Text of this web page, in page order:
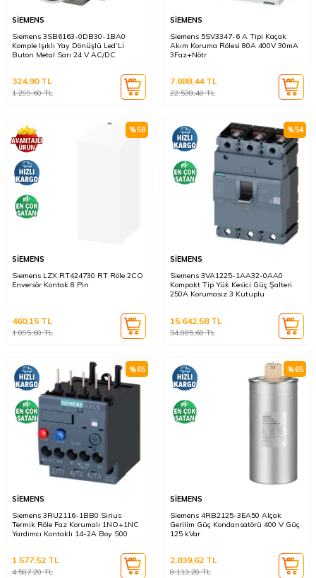
SİEMENS
Siemens 3SB6163-0DB30-1BA0
Komple Işıklı Yay Dönüşlü Led’Li
Buton Metal Sarı 24 V AC/DC
1.299,60TL
324,90TL
SİEMENS
Siemens 5SV3347-6 A Tipi Kaçak
Akım Koruma Rölesi 80A 400V 30mA
3Faz+Nötr
22.538,40TL
7.888,44TL
%58
SİEMENS
Siemens LZX:RT424730 RT Röle 2CO
Enversör Kontak 8 Pin
1.095,60TL
460,15 TL
%54
SİEMENS
Siemens 3VA1225-1AA32-0AA0
Kompakt Tip Yük Kesici Güç Şalteri
250A Korumasız 3 Kutuplu
34.005,60TL
15.642,58TL
%65
SİEMENS
Siemens 3RU2116-1BB0 Sirius
Termik Röle Faz Korumalı 1NO+1NC
Yardımcı Kontaklı 14-2A Boy S00
4.507,20TL
1.577,52 TL
%65
SİEMENS
Siemens 4RB2125-3EA50 Alçak
Gerilim Güç Kondansatörü 400 V Güç
125 kVar
8.113,20TL
2.839,62 TL